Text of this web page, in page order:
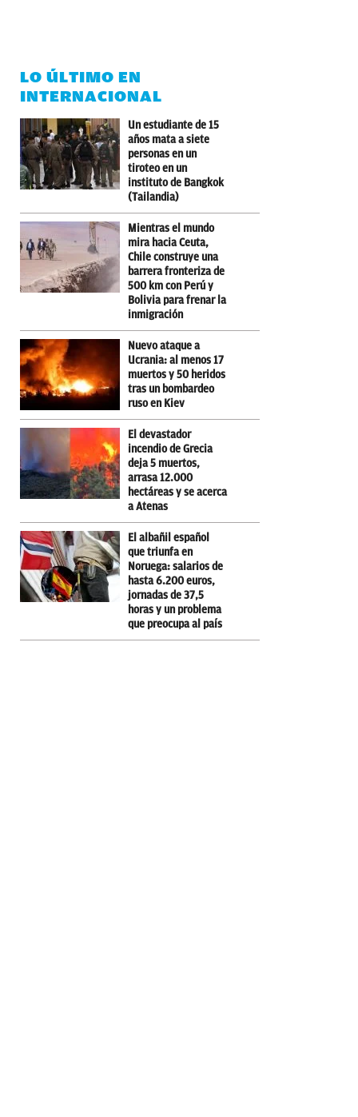
LO ÚLTIMO EN
INTERNACIONAL
Un estudiante de 15
años mata a siete
personas en un
tiroteo en un
instituto de Bangkok
(Tailandia)
Mientras el mundo
mira hacia Ceuta,
Chile construye una
barrera fronteriza de
500 km con Perú y
Bolivia para frenar la
inmigración
Nuevo ataque a
Ucrania: al menos 17
muertos y 50 heridos
tras un bombardeo
ruso en Kiev
El devastador
incendio de Grecia
deja 5 muertos,
arrasa 12.000
hectáreas y se acerca
a Atenas
El albañil español
que triunfa en
Noruega: salarios de
hasta 6.200 euros,
jornadas de 37,5
horas y un problema
que preocupa al país